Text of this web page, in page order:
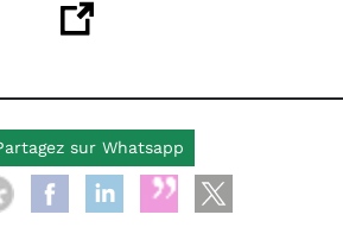
sur Whatsapp